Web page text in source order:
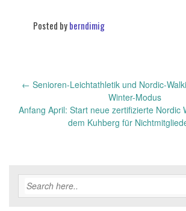
Posted byberndimig
navigation
← Senioren-Leichtathletik und Nordic-
Winter-Modus
Anfang April: Start neue zertifizierte Nordic
dem Kuhberg für